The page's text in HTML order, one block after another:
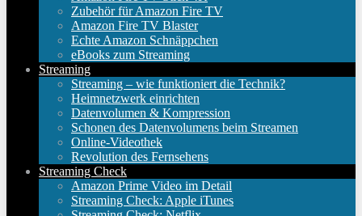
Zubehör für Amazon Fire TV
Amazon Fire TV Blaster
Echte Amazon Schnäppchen
eBooks zum Streaming
Streaming
Streaming – wie funktioniert die Technik?
Heimnetzwerk einrichten
Datenvolumen & Kompression
Schonen des Datenvolumens beim Streamen
Online-Videothek
Revolution des Fernsehens
Streaming Check
Amazon Prime Video im Detail
Streaming Check: Apple iTunes